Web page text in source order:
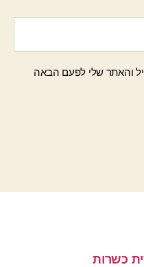
והאתר שלי לפעם הבאה
כשרות